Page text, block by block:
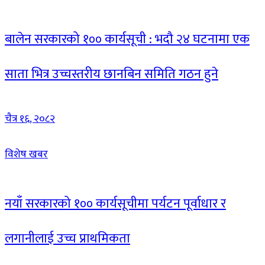
बालेन सरकारको १०० कार्यसूची : भदौ २४ घटनामा एक
साता भित्र उच्चस्तरीय छानबिन समिति गठन हुने
चैत्र १६, २०८२
विशेष खबर
नयाँ सरकारको १०० कार्यसूचीमा पर्यटन पूर्वाधार र
लगानीलाई उच्च प्राथमिकता